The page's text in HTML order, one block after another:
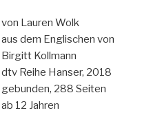
von Lauren Wolk
aus dem Englischen von
Birgitt Kollmann
dtv Reihe Hanser, 2018
gebunden, 288 Seiten
ab 12 Jahren